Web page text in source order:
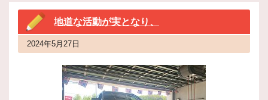
地道な活動が実となり、
2024年5月27日